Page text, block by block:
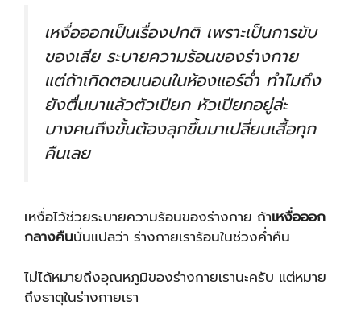
เหงื่อออกเป็นเรื่องปกติ เพราะเป็นการขับ
ของเสีย ระบายความร้อนของร่างกาย
แต่ถ้าเกิดตอนนอนในห้องแอร์ฉ่ำ ทำไมถึง
ยังตื่นมาแล้วตัวเปียก หัวเปียกอยู่ล่ะ
บางคนถึงขั้นต้องลุกขึ้นมาเปลี่ยนเสื้อทุก
คืนเลย
เหงื่อไว้ช่วยระบายความร้อนของร่างกาย ถ้าเหงื่อออก
กลางคืนนั่นแปลว่า ร่างกายเราร้อนในช่วงค่ำคืน
ไม่ได้หมายถึงอุณหภูมิของร่างกายเรานะครับ แต่หมาย
ถึงธาตุในร่างกายเรา